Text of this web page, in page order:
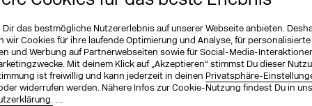
Dir das bestmögliche Nutzererlebnis auf unserer Webseite anbieten.
wir Cookies für ihre laufende Optimierung und Analyse, für personalisierte
und Werbung auf Partnerwebseiten sowie für Social-Media-
Mit deinem Klick auf „Akzeptieren“ stimmst Du dieser
ist freiwillig und kann jederzeit in deinen Privatsphäre-
widerrufen werden. Nähere Infos zur Cookie-Nutzung findest Du in
…
überzeugenden Value
Proposition von der Masse
abhebst